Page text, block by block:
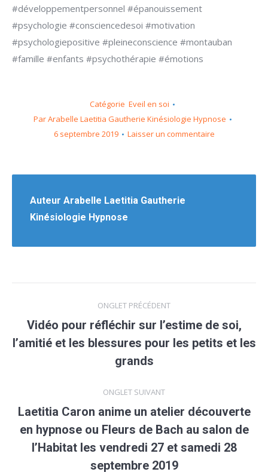
#développementpersonnel #épanouissement
#psychologie #consciencedesoi #motivation
#psychologiepositive #pleineconscience #montauban
#famille #enfants #psychothérapie #émotions
Catégorie Eveil en soi
ParArabelle Laetitia Gautherie Kinésiologie Hypnose
6 septembre 2019
Laisser un commentaire
Auteur Arabelle Laetitia Gautherie
Kinésiologie Hypnose
de
commentaire
ONGLET PRÉCÉDENT
Onglet
précédent
Vidéo pour réfléchir sur l’estime de soi,
l’amitié et les blessures pour les petits et les
grands
ONGLET SUIVANT
Onglet
suivant
Laetitia Caron anime un atelier découverte
en hypnose ou Fleurs de Bach au salon de
l’Habitat les vendredi 27 et samedi 28
septembre 2019